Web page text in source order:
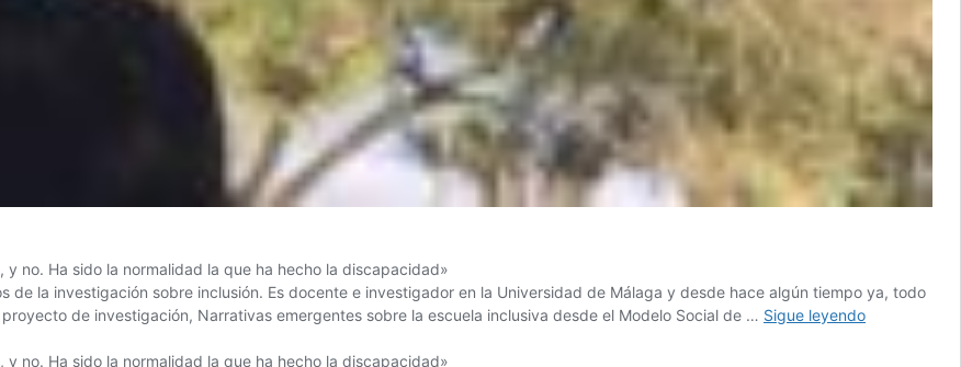
no. Ha sido la normalidad la que ha hecho la discapacidad»
de la investigación sobre inclusión. Es docente e investigador en la Universidad de Málaga y desde hace algún tiempo ya, todo
de investigación, Narrativas emergentes sobre la escuela inclusiva desde el Modelo Social de … Sigue leyendo
no. Ha sido la normalidad la que ha hecho la discapacidad»